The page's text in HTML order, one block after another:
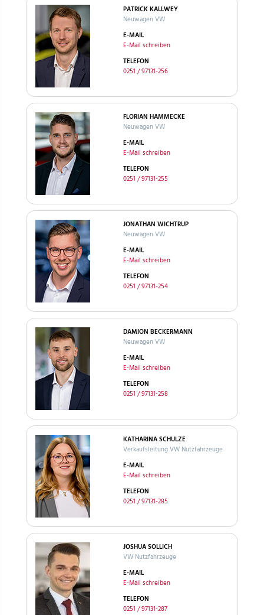
PATRICK KALLWEY
Neuwagen VW
E-MAIL
E-Mail schreiben
TELEFON
0251 / 97131-256
FLORIAN HAMMECKE
Neuwagen VW
E-MAIL
E-Mail schreiben
TELEFON
0251 / 97131-255
JONATHAN WICHTRUP
Neuwagen VW
E-MAIL
E-Mail schreiben
TELEFON
0251 / 97131-254
DAMION BECKERMANN
Neuwagen VW
E-MAIL
E-Mail schreiben
TELEFON
0251 / 97131-258
KATHARINA SCHULZE
Verkaufsleitung VW Nutzfahrzeuge
E-MAIL
E-Mail schreiben
TELEFON
0251 / 97131-285
JOSHUA SOLLICH
VW Nutzfahrzeuge
E-MAIL
E-Mail schreiben
TELEFON
0251 / 97131-287